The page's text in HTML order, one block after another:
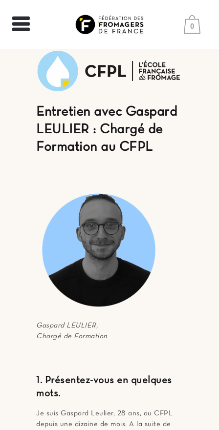
0
Entretien avec Gaspard
LEULIER : Chargé de
Formation au CFPL
Gaspard LEULIER,
Chargé de Formation
1. Présentez-vous en quelques
mots.
Je suis Gaspard Leulier, 28 ans, au CFPL
depuis une dizaine de mois. A la suite de